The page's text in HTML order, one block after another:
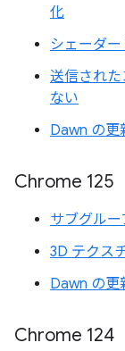
化
シェーダ
送信され
ない
Dawn の更
Chrome 125
サブグルー
3D テクス
Dawn の更
Chrome 124